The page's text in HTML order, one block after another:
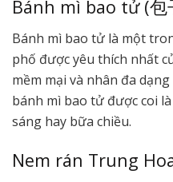
Bánh mì bao tử (包
Bánh mì bao tử là một
phố được yêu thích nhất
mềm mại và nhân đa
bánh mì bao tử được coi
sáng hay bữa chiều.
Nem rán Trung